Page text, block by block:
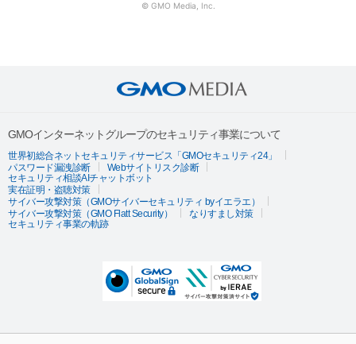
© GMO Media, Inc.
GMOインターネットグループのセキュリティ事業について
世界初総合ネットセキュリティサービス「GMOセキュリティ24」
パスワード漏洩診断
Webサイトリスク診断
セキュリティ相談AIチャットボット
実在証明・盗聴対策
サイバー攻撃対策（GMOサイバーセキュリティ byイエラエ）
サイバー攻撃対策（GMO Flatt Security）
なりすまし対策
セキュリティ事業の軌跡